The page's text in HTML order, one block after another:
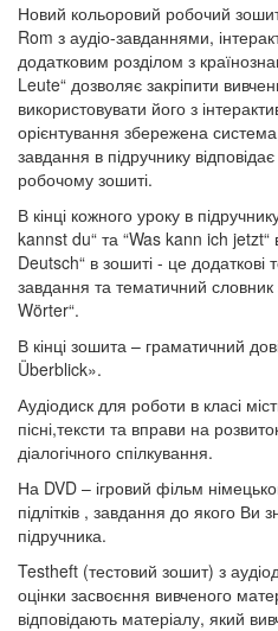
Новий кольоровий робочий
Rom з аудіо-завданнями,
додатковим розділом з
Leute“ дозволяє закріпити
використовувати його з
орієнтування збережена
завдання в підручнику
робочому зошиті.
В кінці кожного уроку в
kannst du“ та “Was kann ich jetzt“
Deutsch“ в зошиті - це додаткові
завдання та тематичний
Wörter“.
В кінці зошита – граматичний
Überblick».
Аудіодиск для роботи в класі
пісні,тексти та вправи на
діалогічного спілкування.
На DVD – ігровий фільм
підлітків , завдання до якого Ви
підручника.
Testheft (тестовий зошит) з
оцінки засвоєння вивченого
відповідають матеріалу, який